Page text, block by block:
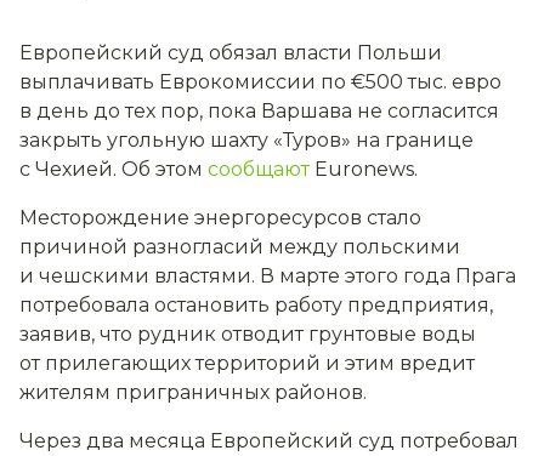
Европейский суд обязал власти Польши
выплачивать Еврокомиссии по €500 тыс. евро
в день до тех пор, пока Варшава не согласится
закрыть угольную шахту «Туров» на границе
с Чехией. Об этом сообщаютEuronews.
Месторождение энергоресурсов стало
причиной разногласий между польскими
и чешскими властями. В марте этого года Прага
потребовала остановить работу предприятия,
заявив, что рудник отводит грунтовые воды
от прилегающих территорий и этим вредит
жителям приграничных районов.
Через два месяца Европейский суд потребовал